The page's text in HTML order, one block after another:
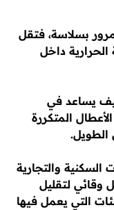
بسلاسة، فتقل
داخل
يساعد في
المتكررة
الطويل.
السكنية والتجارية
لتقليل
التي يعمل فيها